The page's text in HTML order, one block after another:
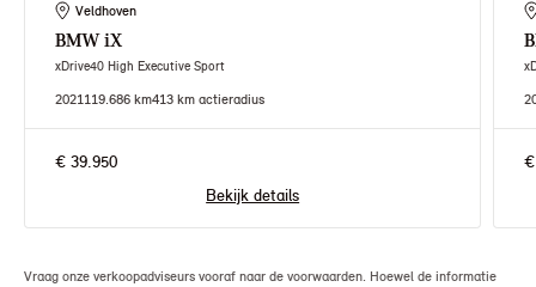
Veldhoven
BMW iX
xDrive40 High Executive Sport
2021 119.686 km413 km actieradius
€ 39.950
Bekijk details
Vraag onze verkoopadviseurs vooraf naar de voorwaarden. Hoewel de informatie